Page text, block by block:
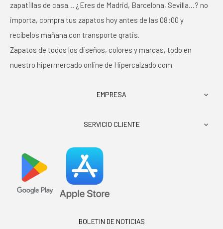
zapatillas de casa… ¿Eres de Madrid, Barcelona, Sevilla…? no
importa, compra tus zapatos hoy antes de las 08:00 y
recíbelos mañana con transporte gratis.
Zapatos de todos los diseños, colores y marcas, todo en
nuestro hipermercado online de Hipercalzado.com
EMPRESA 
SERVICIO CLIENTE 
BOLETIN DE NOTICIAS